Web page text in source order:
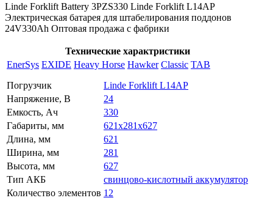
Linde Forklift Battery 3PZS330 Linde Forklift L14AP
Электрическая батарея для штабелирования поддонов
24V330Ah Оптовая продажа с фабрики
Технические характристики
EnerSys EXIDE Heavy Horse Hawker Classic TAB
Погрузчик
Linde Forklift L14AP
Напряжение, В
24
Емкость, Ач
330
Габариты, мм
621x281x627
Длина, мм
621
Ширина, мм
281
Высота, мм
627
Тип АКБ
свинцово-кислотный аккумулятор
Количество элементов 12